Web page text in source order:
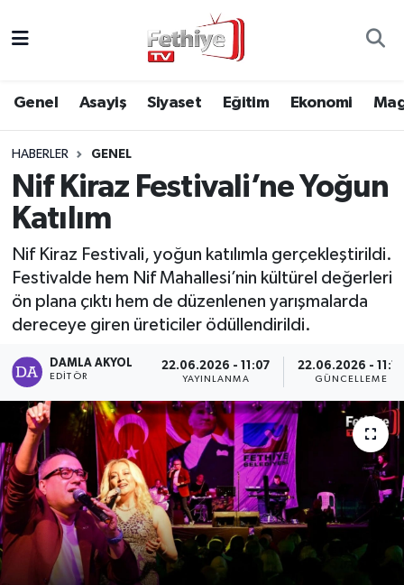
Genel Asayiş Siyaset Eğitim Ekonomi
HABERLER GENEL
Nif Kiraz Festivali’ne Yoğun
Katılım
Nif Kiraz Festivali, yoğun katılımla gerçekleştirildi.
Festivalde hem Nif Mahallesi’nin kültürel değerleri
ön plana çıktı hem de düzenlenen yarışmalarda
dereceye giren üreticiler ödüllendirildi.
DAMLA AKYOL
EDITÖR
22.06.2026 - 11:07
YAYINLANMA
22.06.2026 - 11:12
GÜNCELLEME
Asayiş
Eğitim
Ekonomi
Kültür
Turizm
Muğla Hava Durumu
Muğla Namaz Vakitleri
Muğla Trafik Yoğunluk Haritası
Süper Lig Puan Durumu ve Fikstür
Tüm Manşetler